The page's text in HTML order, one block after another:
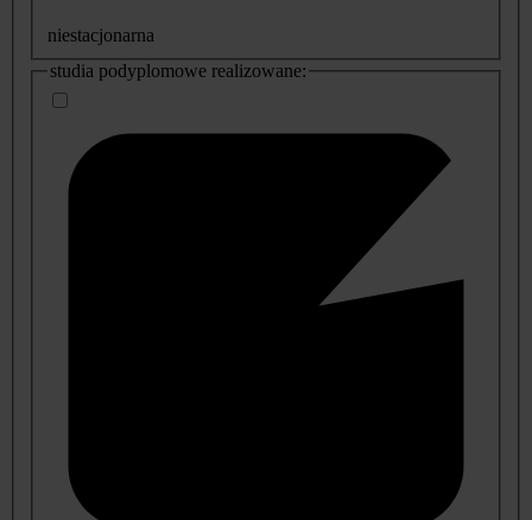
niestacjonarna
studia podyplomowe realizowane: